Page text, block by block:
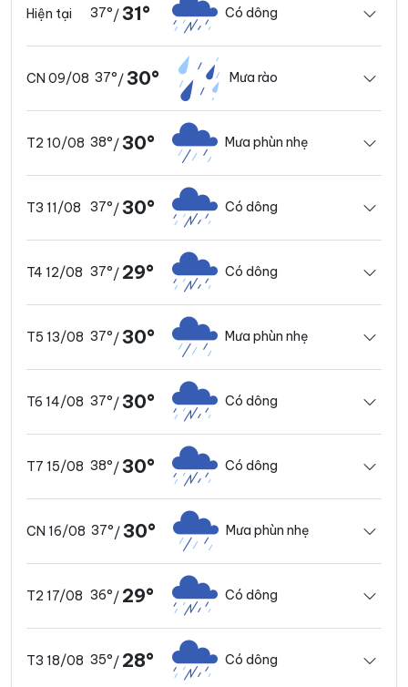
Hiện tại 37°/31° Có dông
CN 09/08 37°/30° Mưa rào
T2 10/08 38°/30° Mưa phùn nhẹ
T3 11/08 37°/30° Có dông
T4 12/08 37°/ 29° Có dông
T5 13/08 37°/30° Mưa phùn nhẹ
T6 14/08 37°/30° Có dông
T7 15/08 38°/30° Có dông
CN 16/08 37°/30° Mưa phùn nhẹ
T2 17/08 36°/ 29° Có dông
T3 18/08 35°/ 28° Có dông